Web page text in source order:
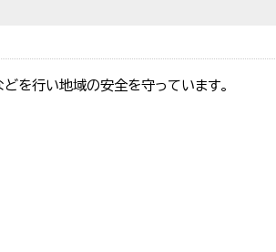
を行い地域の安全を守っています。